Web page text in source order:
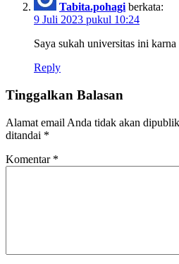
Tabita.pohagi berkata:
9 Juli 2023 pukul 10:24
Saya sukah universitas ini
Reply
Tinggalkan Balasan
Alamat email Anda tidak akan
ditandai *
Komentar *